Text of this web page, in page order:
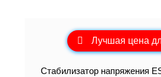
Лучшая цена
Стабилизатор напряжения